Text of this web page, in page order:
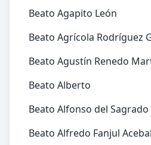
Beato Agapito León
Beato Agrícola Rodríguez
Beato Agustín Renedo
Beato Alberto
Beato Alfonso del
Beato Alfredo Fanjul Acebal